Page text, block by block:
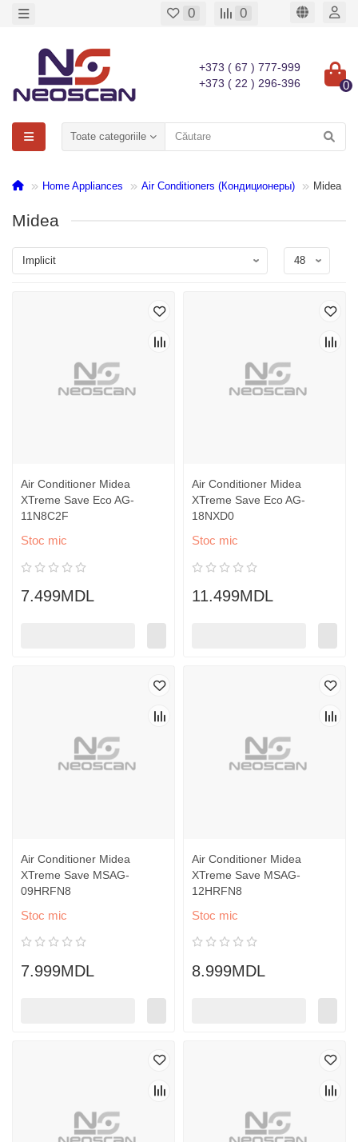
0 0
+373 ( 67 ) 777-999
+373 ( 22 ) 296-396
0
Toate categoriile
Home Appliances Air Conditioners (Кондиционеры) Midea
Midea
Air Conditioner Midea
XTreme Save Eco AG-
11N8C2F
Stoc mic
7.499MDL
Air Conditioner Midea
XTreme Save Eco AG-
18NXD0
Stoc mic
11.499MDL
Air Conditioner Midea
XTreme Save MSAG-
09HRFN8
Stoc mic
7.999MDL
Air Conditioner Midea
XTreme Save MSAG-
12HRFN8
Stoc mic
8.999MDL